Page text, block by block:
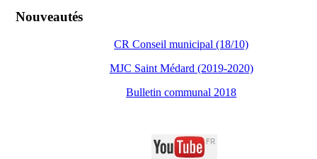
Nouveautés
CR Conseil municipal (18/10)
MJC Saint Médard (2019-2020)
Bulletin communal 2018